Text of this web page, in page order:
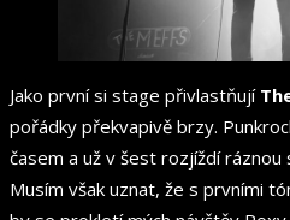
Jako první si stage přivlastňují
pořádky překvapivě brzy.
časem a už v šest rozjíždí ráznou
Musím však uznat, že s prvními